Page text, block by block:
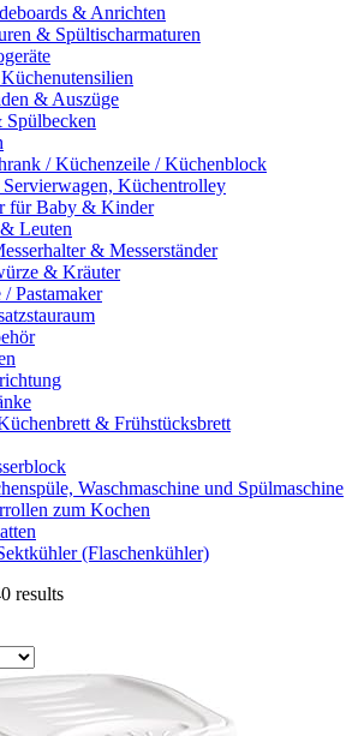
& Anrichten
& Spültischarmaturen
& Auszüge
/ Küchenzeile / Küchenblock
Küchentrolley
für Baby & Kinder
Leuten
& Messerständer
& Kräuter
Pastamaker
& Frühstücksbrett
Waschmaschine und Spülmaschine
zum Kochen
(Flaschenkühler)
results